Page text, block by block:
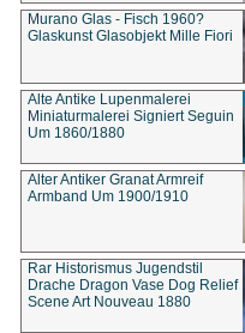
Murano Glas - Fisch 1960?
Glaskunst Glasobjekt Mille Fiori
Alte Antike Lupenmalerei
Miniaturmalerei Signiert Seguin
Um 1860/1880
Alter Antiker Granat Armreif
Armband Um 1900/1910
Rar Historismus Jugendstil
Drache Dragon Vase Dog Relief
Scene Art Nouveau 1880